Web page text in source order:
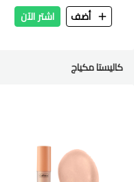
أضف
اشتر الآن
كاليستا مكياج